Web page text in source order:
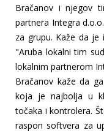
Bračanov i njegov
partnera Integra
za grupu. Kaže da je
"Aruba lokalni tim
lokalnim partnerom
Bračanov kaže da
koja je najbolja u
točaka i kontrolera.
raspon softvera za